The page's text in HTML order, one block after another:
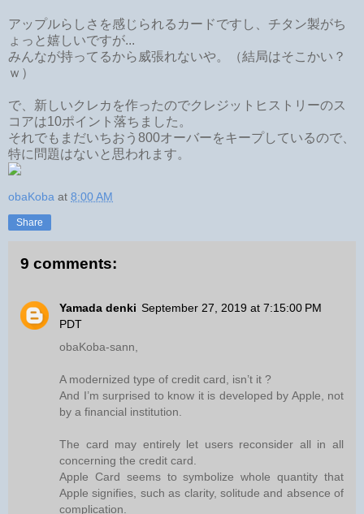
アップルらしさを感じられるカードですし、チタン製がち
ょっと嬉しいですが...
みんなが持ってるから威張れないや。（結局はそこかい？
ｗ）
で、新しいクレカを作ったのでクレジットヒストリーのス
コアは10ポイント落ちました。
それでもまだいちおう800オーバーをキープしているので、
特に問題はないと思われます。
obaKoba at 8:00 AM
Share
9 comments:
Yamada denki September 27, 2019 at 7:15:00 PM
PDT
obaKoba-sann,
A modernized type of credit card, isn’t it ?
And I’m surprised to know it is developed by Apple, not
by a financial institution.
The card may entirely let users reconsider all in all
concerning the credit card.
Apple Card seems to symbolize whole quantity that
Apple signifies, such as clarity, solitude and absence of
complication.